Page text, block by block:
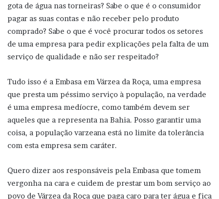
gota de água nas torneiras? Sabe o que é o consumidor
pagar as suas contas e não receber pelo produto
comprado? Sabe o que é você procurar todos os setores
de uma empresa para pedir explicações pela falta de um
serviço de qualidade e não ser respeitado?
Tudo isso é a Embasa em Várzea da Roça, uma empresa
que presta um péssimo serviço à população, na verdade
é uma empresa medíocre, como também devem ser
aqueles que a representa na Bahia. Posso garantir uma
coisa, a população varzeana está no limite da tolerância
com esta empresa sem caráter.
Quero dizer aos responsáveis pela Embasa que tomem
vergonha na cara e cuidem de prestar um bom serviço ao
povo de Várzea da Roça que paga caro para ter água e fica